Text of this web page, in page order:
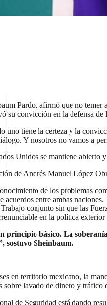
Pardo, afirmó que no temer
su convicción en la defensa de
uno tiene la certeza y la
Y nosotros no vamos a
Unidos se mantiene
de Andrés Manuel López
de los problemas
acuerdos entre ambas naciones.
Trabajo conjunto sin que las
en la política exterior
principio básico. La
sostuvo Sheinbaum.
en territorio mexicano, la
lavado de dinero y tráfico
de Seguridad está dando